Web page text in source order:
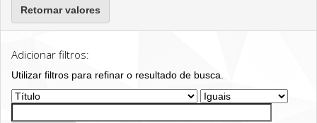
Retornar valores
Adicionar filtros:
Utilizar filtros para refinar o resultado de busca.